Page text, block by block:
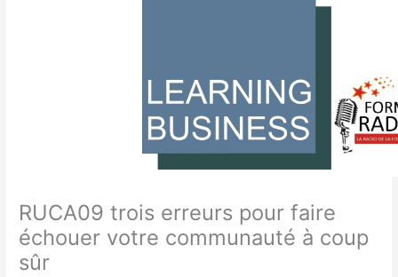
RUCA09 trois erreurs pour faire
échouer votre communauté à coup
sûr